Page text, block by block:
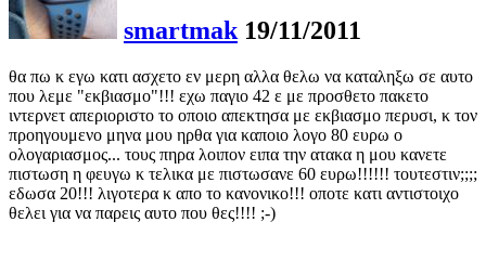
smartmak 19/11/2011
θα πω κ εγω κατι ασχετο εν μερη αλλα θελω να καταληξω σε αυτο
που λεμε "εκβιασμο"!!! εχω παγιο 42 ε με προσθετο πακετο
ιντερνετ απεριοριστο το οποιο απεκτησα με εκβιασμο περυσι, κ τον
προηγουμενο μηνα μου ηρθα για καποιο λογο 80 ευρω ο
ολογαριασμος... τους πηρα λοιπον ειπα την ατακα η μου κανετε
πιστωση η φευγω κ τελικα με πιστωσανε 60 ευρω!!!!!! τουτεστιν;;;;
εδωσα 20!!! λιγοτερα κ απο το κανονικο!!! οποτε κατι αντιστοιχο
θελει για να παρεις αυτο που θες!!!! ;-)